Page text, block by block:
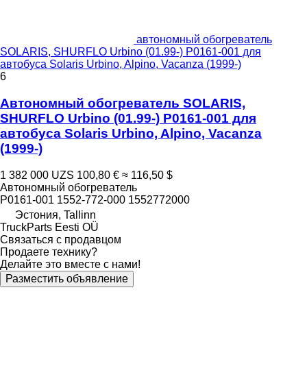
автономный обогреватель
SOLARIS, SHURFLO Urbino (01.99-) P0161-001 для
автобуса Solaris Urbino, Alpino, Vacanza (1999-)
6
Автономный обогреватель SOLARIS,
SHURFLO Urbino (01.99-) P0161-001 для
автобуса Solaris Urbino, Alpino, Vacanza
(1999-)
1 382 000 UZS 100,80 € ≈ 116,50 $
Автономный обогреватель
P0161-001 1552-772-000 1552772000
Эстония, Tallinn
TruckParts Eesti OÜ
Связаться с продавцом
Продаете технику?
Делайте это вместе с нами!
Разместить объявление